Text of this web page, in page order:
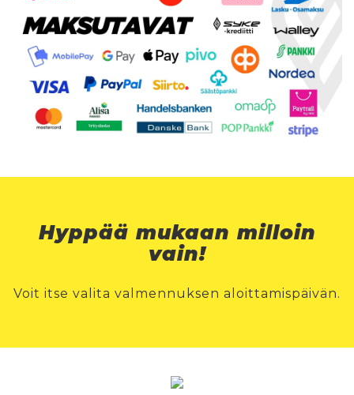
Hyppää mukaan milloin
vain!
Voit itse valita valmennuksen aloittamispäivän.